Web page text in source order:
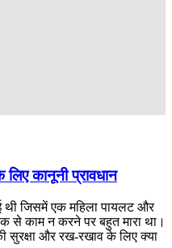
कानूनी प्रावधान
थी जिसमें एक महिला पायलट और
से काम न करने पर बहुत मारा था।
सुरक्षा और रख-रखाव के लिए क्या